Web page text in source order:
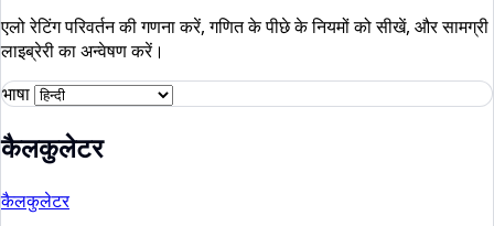
एलो रेटिंग परिवर्तन की गणना करें, गणित के पीछे के नियमों को सीखें, और सामग्री
लाइब्रेरी का अन्वेषण करें।
भाषा
कैलकुलेटर
कैलकुलेटर